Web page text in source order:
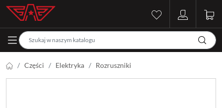
Części Elektryka Rozruszniki